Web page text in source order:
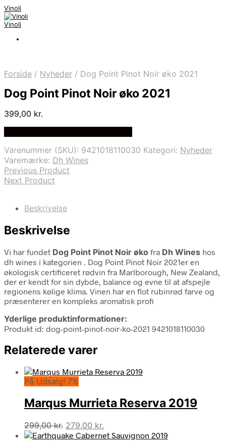
Vinoli
Vinoli
Forside / Nyheder / Dog Point Pinot Noir øko 2021
Dog Point Pinot Noir øko 2021
399,00 kr.
Varenummer (SKU): 9421018110030 Kategori: Nyheder
Varemærke: Dh Wines
Previous Product
Next Product
Beskrivelse
Beskrivelse
Vi har fundet Dog Point Pinot Noir øko fra Dh Wines hos
dh wines i kategorien . Dog Point Pinot Noir 2021er en
økologisk certificeret rødvin fra Marlborough, New Zealand,
der er kendt for sin dybde, balance og evne til at afspejle
regionens kølige klima. Vinen har en flot rubinrød farve og
præsenterer en kompleks aromatisk profi
Yderlige produktinformationer:
Produkt id: dog-point-pinot-noir-ko-2021 9421018110030
Relaterede varer
På Udsalg! 7%
Marqus Murrieta Reserva 2019
299,00kr. Den
oprindelige
279,00 kr.
aktuelle